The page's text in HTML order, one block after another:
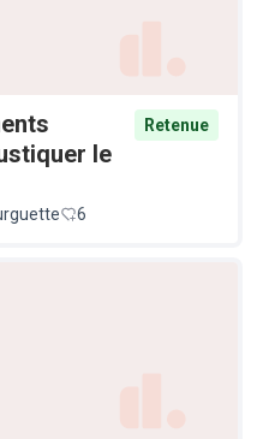
le
Retenue
6